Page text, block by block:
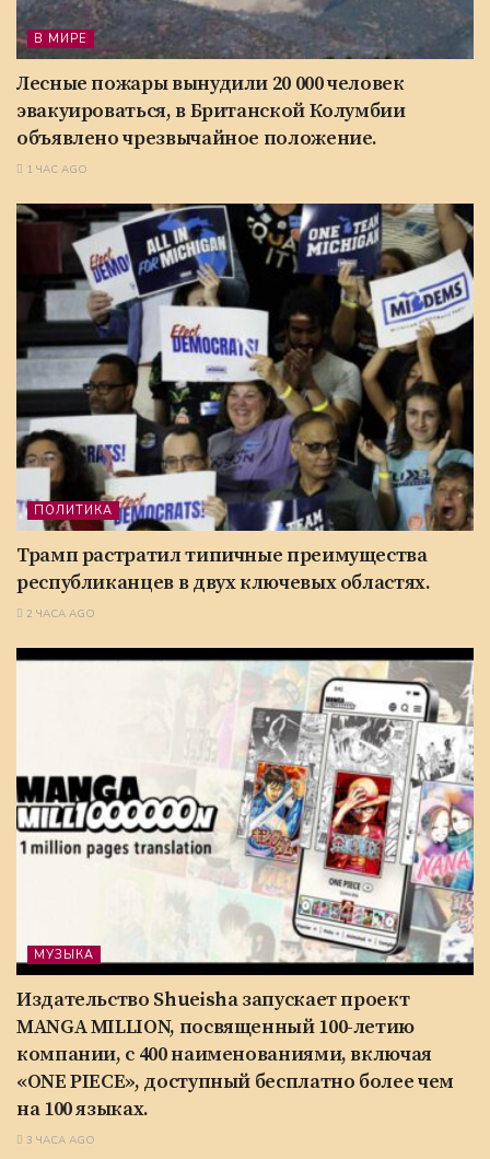
В МИРЕ
Лесные пожары вынудили 20 000 человек
эвакуироваться, в Британской Колумбии
объявлено чрезвычайное положение.
1 ЧАС AGO
ПОЛИТИКА
Трамп растратил типичные преимущества
республиканцев в двух ключевых областях.
2 ЧАСА AGO
МУЗЫКА
Издательство Shueisha запускает проект
MANGA MILLION, посвященный 100-летию
компании, с 400 наименованиями, включая
«ONE PIECE», доступный бесплатно более чем
на 100 языках.
3 ЧАСА AGO